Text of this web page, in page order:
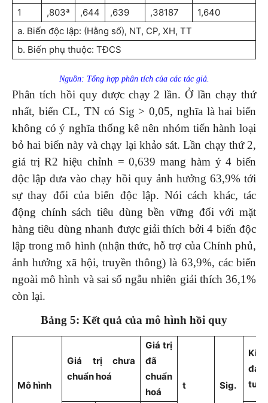
1
,803ª ,644 ,639 ,38187
1,640
a. Biến độc lập: (Hằng số), NT, CP, XH, TT
b. Biến phụ thuộc: TĐCS
Nguồn: Tổng hợp phân tích của các tác giả.
Phân tích hồi quy được chạy 2 lần. Ở lần chạy thứ
nhất, biến CL, TN có Sig > 0,05, nghĩa là hai biến
không có ý nghĩa thống kê nên nhóm tiến hành loại
bỏ hai biến này và chạy lại khảo sát. Lần chạy thứ 2,
giá trị R2 hiệu chỉnh = 0,639 mang hàm ý 4 biến
độc lập đưa vào chạy hồi quy ảnh hưởng 63,9% tới
sự thay đổi của biến độc lập. Nói cách khác, tác
động chính sách tiêu dùng bền vững đối với mặt
hàng tiêu dùng nhanh được giải thích bởi 4 biến độc
lập trong mô hình (nhận thức, hỗ trợ của Chính phủ,
ảnh hưởng xã hội, truyền thông) là 63,9%, các biến
ngoài mô hình và sai số ngẫu nhiên giải thích 36,1%
còn lại.
Bảng 5: Kết quả của mô hình hồi quy
Mô hình
Giá trị chưa
chuẩn hoá
Giá trị
đã
chuẩn
hoá
t Sig.
đa